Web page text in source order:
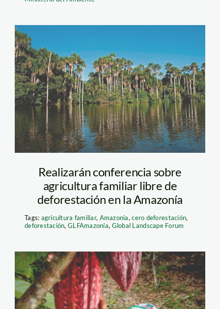
aguajal-bosque-
sernanp-(1)
Realizarán conferencia sobre
agricultura familiar libre de
deforestación en la Amazonía
Tags: agricultura familiar, Amazonía,cero deforestación,
deforestación,GLFAmazonía, Global Landscape Forum
cusaf—agricultores—